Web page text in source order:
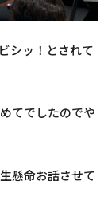
シッ！とされて
てでしたのでや
懸命お話させて